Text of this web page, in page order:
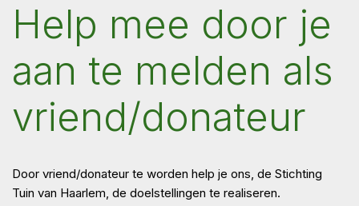
Help mee door je
aan te melden als
vriend/donateur
Door vriend/donateur te worden help je ons, de Stichting
Tuin van Haarlem, de doelstellingen te realiseren.